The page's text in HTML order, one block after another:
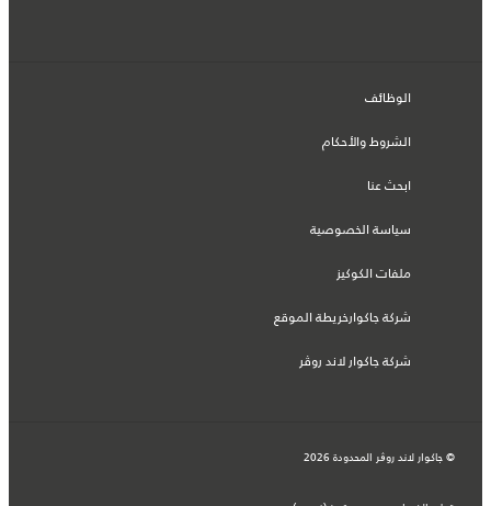
الوظائف
الشروط والأحكام
ابحث عنا
سياسة الخصوصية
ملفات الكوكيز
شركة جاكوارخريطة الموقع
شركة جاكوار لاند روڤر
© جاكوار لاند روڨر المحدودة 2026